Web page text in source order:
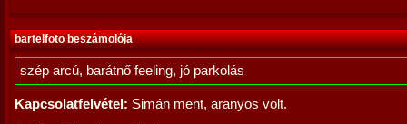
bartelfoto beszámolója
szép arcú, barátnő feeling, jó parkolás
Kapcsolatfelvétel: Simán ment, aranyos volt.